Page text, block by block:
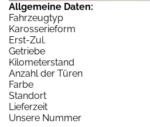
Allgemeine Daten:
Fahrzeugtyp
Karosserieform
Erst-Zul.
Getriebe
Kilometerstand
Anzahl der Türen
Farbe
Standort
Lieferzeit
Unsere Nummer